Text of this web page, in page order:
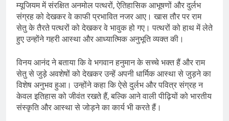
म्यूजियम में संरक्षित अनमोल पत्थरों, ऐतिहासिक आभूषणों और दुर्लभ
संग्रह को देखकर वे काफी प्रभावित नजर आए। खास तौर पर राम
सेतु के तैरते पत्थरों को देखकर वे भावुक हो गए। पत्थरों को हाथ में लेते
हुए उन्होंने गहरी आस्था और आध्यात्मिक अनुभूति व्यक्त की।
विनय आनंद ने बताया कि वे भगवान हनुमान के सच्चे भक्त हैं और राम
सेतु से जुड़े अवशेषों को देखकर उन्हें अपनी धार्मिक आस्था से जुड़ने का
विशेष अनुभव हुआ। उन्होंने कहा कि ऐसे दुर्लभ और पवित्र संग्रह न
केवल इतिहास को जीवंत रखते हैं, बल्कि आने वाली पीढ़ियों को भारतीय
संस्कृति और आस्था से जोड़ने का कार्य भी करते हैं।